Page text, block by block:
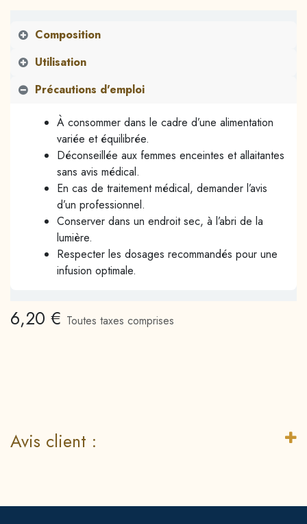
Composition
Utilisation
Précautions d'emploi
À consommer dans le cadre d’une alimentation
variée et équilibrée.
Déconseillée aux femmes enceintes et allaitantes
sans avis médical.
En cas de traitement médical, demander l’avis
d’un professionnel.
Conserver dans un endroit sec, à l’abri de la
lumière.
Respecter les dosages recommandés pour une
infusion optimale.
6,20 € Toutes taxes comprises
Avis client :